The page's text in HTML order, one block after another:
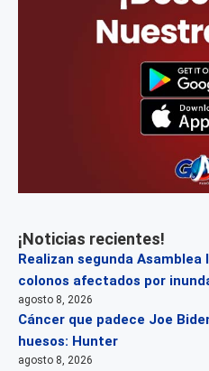
¡Noticias recientes!
Realizan segunda
colonos afectados por
agosto 8, 2026
Cáncer que padece Joe
huesos: Hunter
agosto 8, 2026